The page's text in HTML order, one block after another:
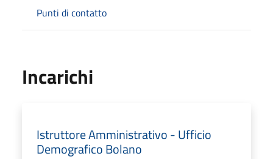
Punti di contatto
Incarichi
Istruttore Amministrativo - Ufficio
Demografico Bolano